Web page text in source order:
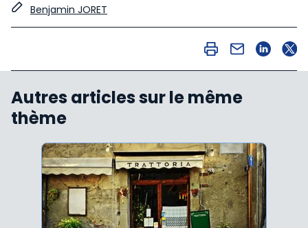
Benjamin JORET
Autres articles sur le même
thème